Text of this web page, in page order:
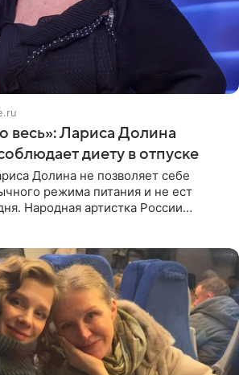
весь»: Лариса Долина
диету в отпуске
Долина не позволяет себе
режима питания и не ест
Народная артистка России